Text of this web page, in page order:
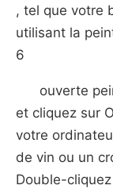
, tel que votre
utilisant la
6
ouverte
et cliquez sur
votre
de vin ou un
Double-